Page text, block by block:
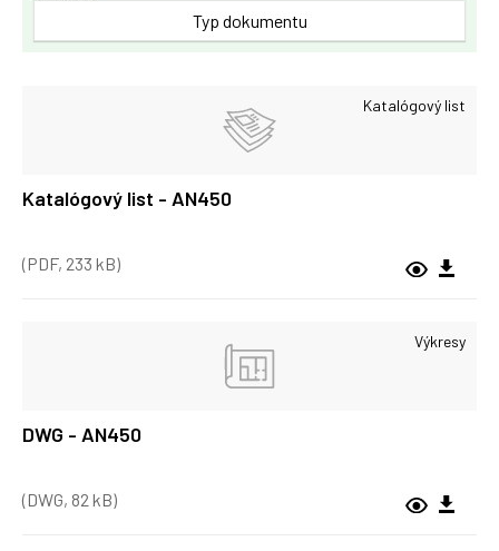
Typ dokumentu
Katalógový list
Katalógový list - AN450
(PDF, 233 kB)
Výkresy
DWG - AN450
(DWG, 82 kB)